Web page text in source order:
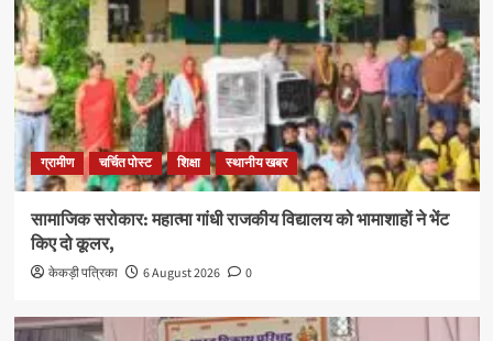
ग्रामीण चर्चित पोस्ट शिक्षा स्थानीय खबर
सामाजिक सरोकार: महात्मा गांधी राजकीय विद्यालय को भामाशाहों ने भेंट
किए दो कूलर,
केकड़ी पत्रिका 6 August 2026 0